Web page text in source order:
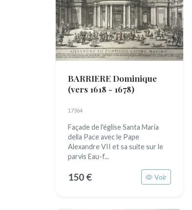
BARRIERE Dominique
(vers 1618 - 1678)
17364
Façade de l'église Santa Maria
della Pace avec le Pape
Alexandre VII et sa suite sur le
parvis Eau-f...
150 € Voir